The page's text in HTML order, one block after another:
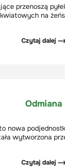
przenoszą
na
Czytaj dalej
Odmiana
nowa
wytworzona
Czytaj dalej